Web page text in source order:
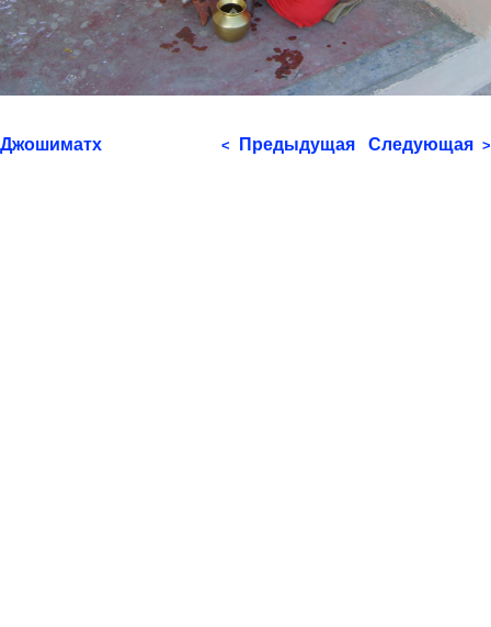
Джошиматх < Предыдущая Следующая >